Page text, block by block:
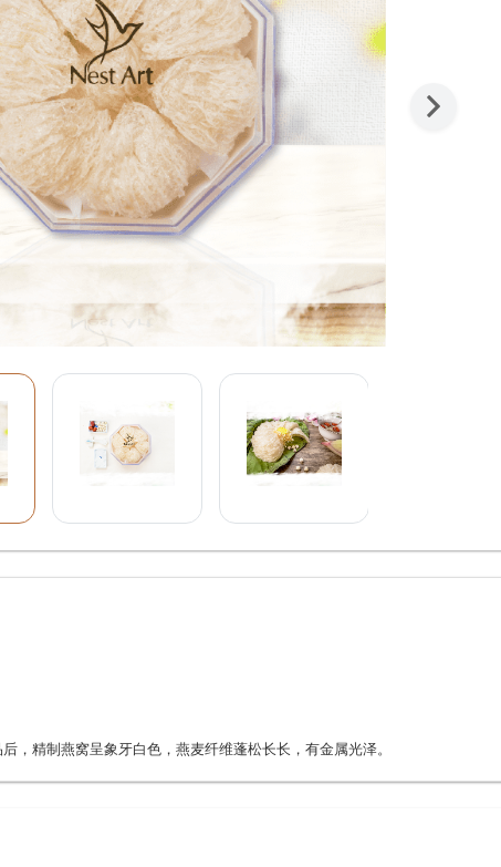
，精制燕窝呈象牙白色，燕麦纤维蓬松长长，有金属光泽。